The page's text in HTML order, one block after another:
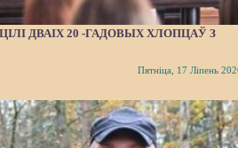
ДВАІХ 20 -ГАДОВЫХ ХЛОПЦАЎ З
Пятніца, 17 Ліпень